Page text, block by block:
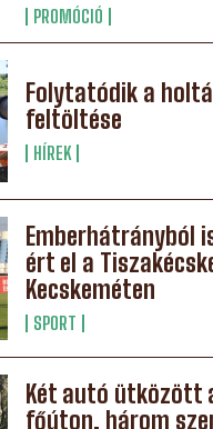
PROMÓCIÓ
Folytatódik a
feltöltése
HÍREK
Emberhátrányból
ért el a
Kecskeméten
SPORT
Két autó ütközött
főúton, három